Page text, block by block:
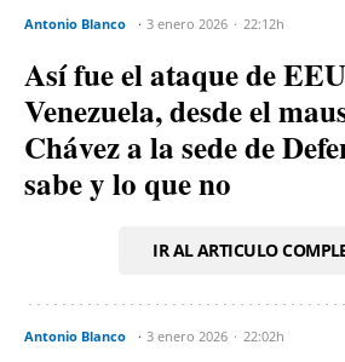
Antonio Blanco 3 enero 2026 22:12h
Así fue el ataque de
Venezuela, desde el
Chávez a la sede de
sabe y lo que no
IR AL ARTICULO
Antonio Blanco 3 enero 2026 22:02h